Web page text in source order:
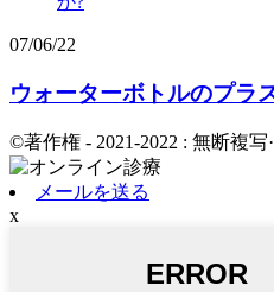
07/06/22
ウォーターボトルのプラ
©著作権 - 2021-2022 : 無断複写
メールを送る
x